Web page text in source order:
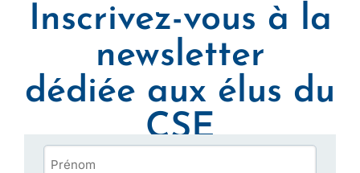
Inscrivez-vous à la
newsletter
dédiée aux élus du
CSE